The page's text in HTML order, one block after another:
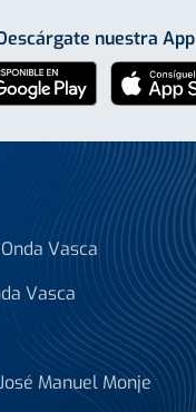
nuestra App
Vasca
Vasca
Manuel Monje